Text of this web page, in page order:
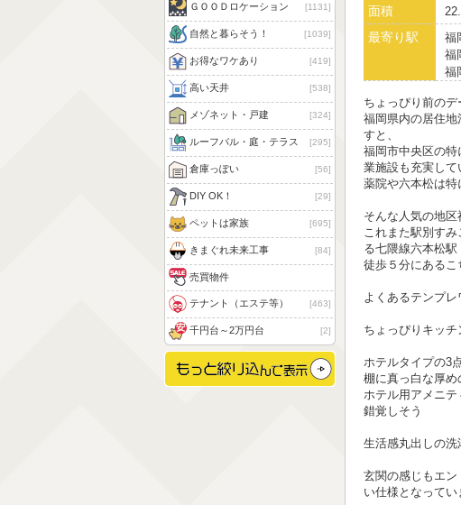
ＧＯＯＤロケーション 1131
自然と暮らそう！ 1039
お得なワケあり 419
高い天井 538
メゾネット・戸建 324
ルーフバル・庭・テラス 295
倉庫っぽい 56
DIY OK！ 29
ペットは家族 695
きまぐれ未来工事 84
売買物件
テナント（エステ等） 463
千円台～2万円台 2
面積
最寄り駅
福
福
福
ちょっぴり前の
福岡県内の居住地
すと、
福岡市中央区の
業施設も充実して
薬院や六本松は特
そんな人気の地
これまた駅別す
る七隈線六本松駅
徒歩５分にあるこ
よくあるテンプレ
ちょっぴりキッチ
ホテルタイプの3
棚に真っ白な厚
ホテル用アメニ
錯覚しそう
生活感丸出しの
玄関の感じもエ
い仕様となってい